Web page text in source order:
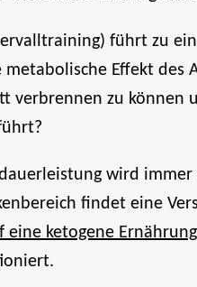
führt zu
Effekt des
verbrennen zu können
wird
findet eine
ketogene Ernährung